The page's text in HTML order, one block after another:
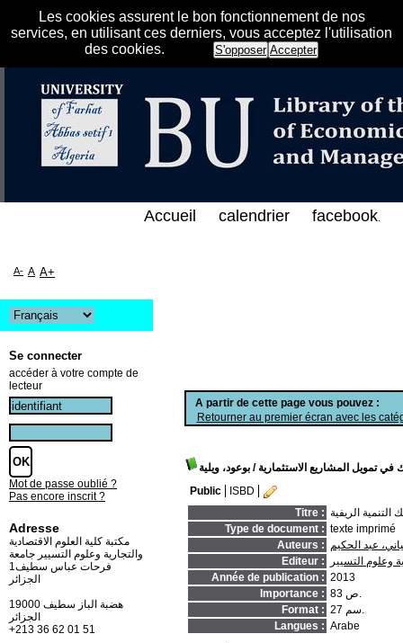
Les cookies assurent le bon fonctionnement de nos
services, en utilisant ces derniers, vous acceptez l'utilisation
des cookies.
S'opposer Accepter
الإلكتروني على الخط المباشر لمكتبة كلية العلوم
A partir de cette page vous pouvez :
Retourner au premier écran avec les
في تمويل المشاريع الاستثمارية / بوعود، ويلية
Public
ISBD
Titre :
Type de document : texte imprimé
Auteurs : عبد الحكيم
Editeur :
وعلوم التسيير
Année de publication : 2013
Importance :
83 ص.
Format :
27 سم.
Langues : Arabe
Accueil calendrier facebook.
A- A A+
Se connecter
accéder à votre compte de
lecteur
Mot de passe oublié ?
Pas encore inscrit ?
Adresse
مكتبة كلية العلوم الاقتصادية
والتجارية وعلوم التسيير جامعة
فرحات عباس سطيف1
الجزائر
19000 هضبة الباز سطيف
+213 36 62 01 51